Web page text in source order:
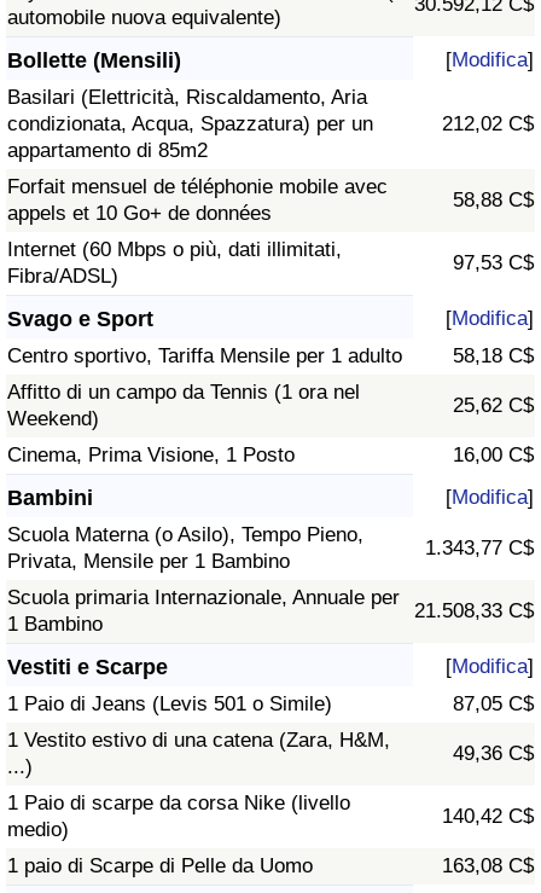
automobile nuova equivalente)
30.592,12 C$
Bollette (Mensili) [Modifica]
Basilari (Elettricità, Riscaldamento, Aria
condizionata, Acqua, Spazzatura) per un
appartamento di 85m2
212,02 C$
Forfait mensuel de téléphonie mobile avec
appels et 10 Go+ de données
58,88 C$
Internet (60 Mbps o più, dati illimitati,
Fibra/ADSL)
97,53 C$
Svago e Sport [Modifica]
Centro sportivo, Tariffa Mensile per 1 adulto
58,18 C$
Affitto di un campo da Tennis (1 ora nel
Weekend)
25,62 C$
Cinema, Prima Visione, 1 Posto 16,00 C$
Bambini [Modifica]
Scuola Materna (o Asilo), Tempo Pieno,
Privata, Mensile per 1 Bambino
1.343,77 C$
Scuola primaria Internazionale, Annuale per
1 Bambino
21.508,33 C$
Vestiti e Scarpe [Modifica]
1 Paio di Jeans (Levis 501 o Simile)
87,05 C$
1 Vestito estivo di una catena (Zara, H&M,
...)
49,36 C$
1 Paio di scarpe da corsa Nike (livello
medio)
140,42 C$
1 paio di Scarpe di Pelle da Uomo 163,08 C$